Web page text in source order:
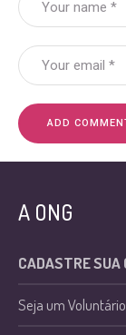
A ONG
CADASTRE SUA
Seja um Voluntário